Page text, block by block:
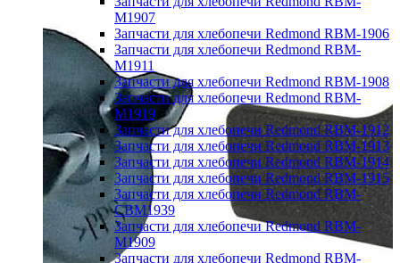
M1907
Запчасти для хлебопечи Redmond RBM-1906
Запчасти для хлебопечи Redmond RBM-
M1911
Запчасти для хлебопечи Redmond RBM-1908
Запчасти для хлебопечи Redmond RBM-
M1919
Запчасти для хлебопечи Redmond RBM-1912
Запчасти для хлебопечи Redmond RBM-1913
Запчасти для хлебопечи Redmond RBM-1914
Запчасти для хлебопечи Redmond RBM-1915
Запчасти для хлебопечи Redmond RBM-
CBM1939
Запчасти для хлебопечи Redmond RBM-
M1909
Запчасти для хлебопечи Redmond RBM-